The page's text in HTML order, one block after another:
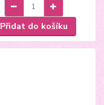
Přidat do košíku